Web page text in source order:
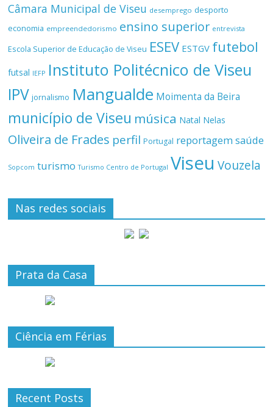
Câmara Municipal de Viseu desemprego desporto
economia empreendedorismo ensino superior entrevista
Escola Superior de Educação de Viseu ESEV ESTGV futebol
futsal IEFP Instituto Politécnico de Viseu
IPV jornalismo Mangualde Moimenta da Beira
município de Viseu música Natal Nelas
Oliveira de Frades perfil Portugal reportagemsaúde
Sopcom turismo Turismo Centro de Portugal Viseu Vouzela
Nas redes sociais
Prata da Casa
Ciência em Férias
Recent Posts